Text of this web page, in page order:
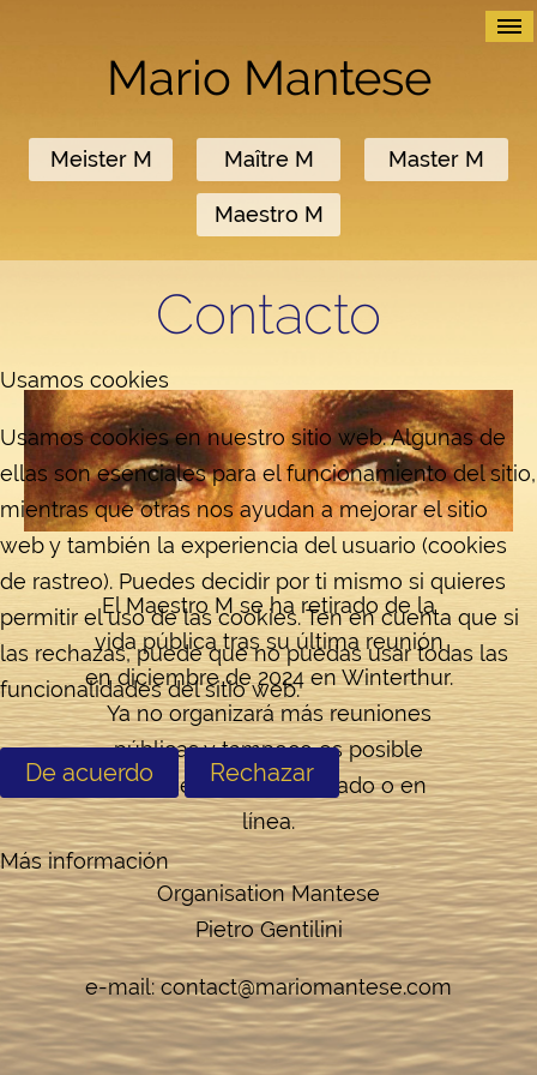
Mario Mantese
Meister M Maître M Master M
Maestro M
Contacto
El Maestro M se ha retirado de la
vida pública tras su última reunión
en diciembre de 2024 en Winterthur.
Ya no organizará más reuniones
públicas y tampoco es posible
reunirse con él en privado o en
línea.
Organisation Mantese
Pietro Gentilini
e-mail:contact@mariomantese.com
Usamos cookies
Usamos cookies en nuestro sitio web. Algunas de
ellas son esenciales para el funcionamiento del sitio,
mientras que otras nos ayudan a mejorar el sitio
web y también la experiencia del usuario (cookies
de rastreo). Puedes decidir por ti mismo si quieres
permitir el uso de las cookies. Ten en cuenta que si
las rechazas, puede que no puedas usar todas las
funcionalidades del sitio web.
De acuerdo Rechazar
Más información
≡